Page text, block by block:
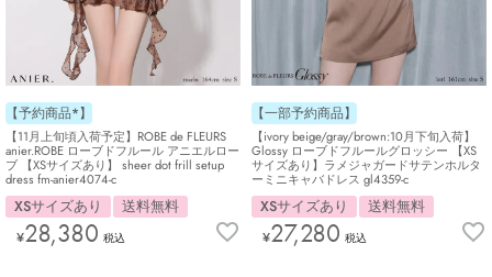
【予約商品*】
【11月上旬頃入荷予定】ROBE de FLEURS
anier.ROBE ローブドフルール アニエルロー
ブ 【XSサイズあり】 sheer dot frill setup
dress fm-anier4074-c
XSサイズあり 送料無料
¥28,380 税込
【一部予約商品】
【ivory beige/gray/brown:10月下旬入荷】
Glossy ローブドフルールグロッシー 【XS
サイズあり】ラメジャガードサテンホルタ
ーミニキャバドレス gl4359-c
XSサイズあり 送料無料
¥27,280 税込